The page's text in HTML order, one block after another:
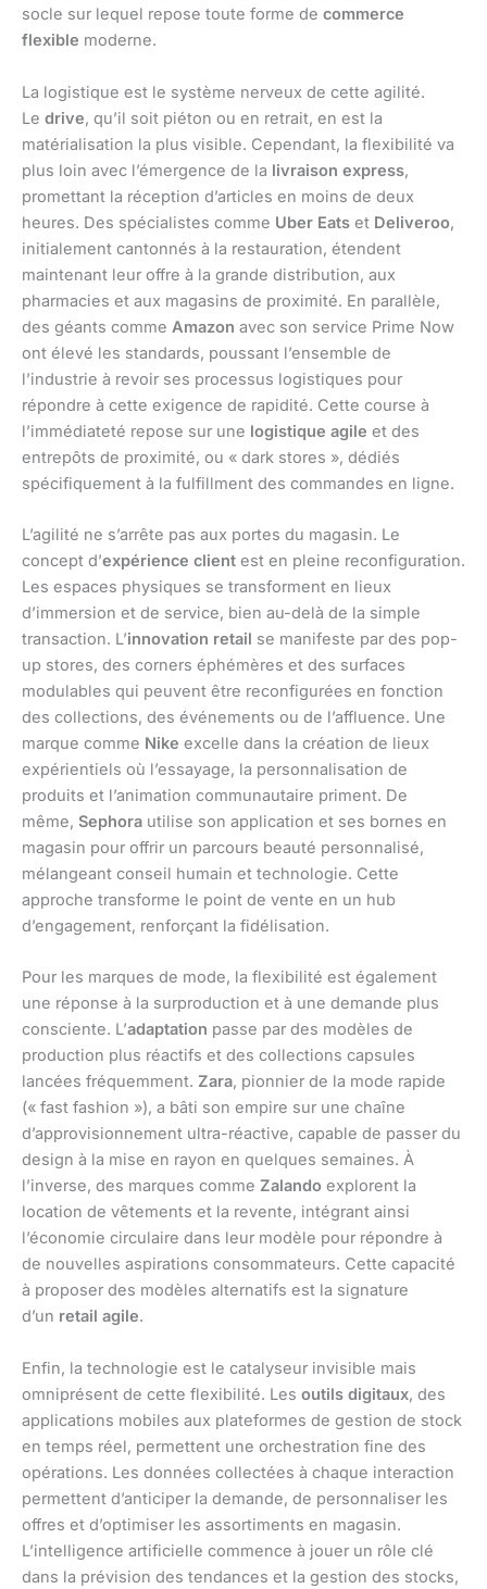
socle sur lequel repose toute forme de commerce
flexible moderne.
La logistique est le système nerveux de cette agilité.
Le drive, qu’il soit piéton ou en retrait, en est la
matérialisation la plus visible. Cependant, la flexibilité va
plus loin avec l’émergence de la livraison express,
promettant la réception d’articles en moins de deux
heures. Des spécialistes comme Uber Eats et Deliveroo,
initialement cantonnés à la restauration, étendent
maintenant leur offre à la grande distribution, aux
pharmacies et aux magasins de proximité. En parallèle,
des géants comme Amazon avec son service Prime Now
ont élevé les standards, poussant l’ensemble de
l’industrie à revoir ses processus logistiques pour
répondre à cette exigence de rapidité. Cette course à
l’immédiateté repose sur une logistique agile et des
entrepôts de proximité, ou « dark stores », dédiés
spécifiquement à la fulfillment des commandes en ligne.
L’agilité ne s’arrête pas aux portes du magasin. Le
concept d’expérience client est en pleine reconfiguration.
Les espaces physiques se transforment en lieux
d’immersion et de service, bien au-delà de la simple
transaction. L’innovation retail se manifeste par des pop-
up stores, des corners éphémères et des surfaces
modulables qui peuvent être reconfigurées en fonction
des collections, des événements ou de l’affluence. Une
marque comme Nike excelle dans la création de lieux
expérientiels où l’essayage, la personnalisation de
produits et l’animation communautaire priment. De
même, Sephora utilise son application et ses bornes en
magasin pour offrir un parcours beauté personnalisé,
mélangeant conseil humain et technologie. Cette
approche transforme le point de vente en un hub
d’engagement, renforçant la fidélisation.
Pour les marques de mode, la flexibilité est également
une réponse à la surproduction et à une demande plus
consciente. L’adaptation passe par des modèles de
production plus réactifs et des collections capsules
lancées fréquemment. Zara, pionnier de la mode rapide
(« fast fashion »), a bâti son empire sur une chaîne
d’approvisionnement ultra-réactive, capable de passer du
design à la mise en rayon en quelques semaines. À
l’inverse, des marques comme Zalando explorent la
location de vêtements et la revente, intégrant ainsi
l’économie circulaire dans leur modèle pour répondre à
de nouvelles aspirations consommateurs. Cette capacité
à proposer des modèles alternatifs est la signature
d’un retail agile.
Enfin, la technologie est le catalyseur invisible mais
omniprésent de cette flexibilité. Les outils digitaux, des
applications mobiles aux plateformes de gestion de stock
en temps réel, permettent une orchestration fine des
opérations. Les données collectées à chaque interaction
permettent d’anticiper la demande, de personnaliser les
offres et d’optimiser les assortiments en magasin.
L’intelligence artificielle commence à jouer un rôle clé
dans la prévision des tendances et la gestion des stocks,